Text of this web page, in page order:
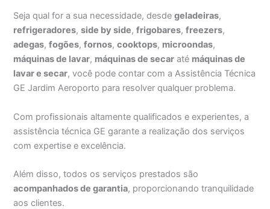
Seja qual for a sua necessidade, desdegeladeiras,
refrigeradores,side by side,frigobares,freezers,
adegas,fogões,fornos,cooktops, microondas,
máquinas de lavar, máquinas de secar até máquinas de
lavar e secar, você pode contar com a Assistência Técnica
GE Jardim Aeroporto para resolver qualquer problema.
Com profissionais altamente qualificados e experientes, a
assistência técnica GE garante a realização dos serviços
com expertise e excelência.
Além disso, todos os serviços prestados são
acompanhados de garantia, proporcionando tranquilidade
aos clientes.